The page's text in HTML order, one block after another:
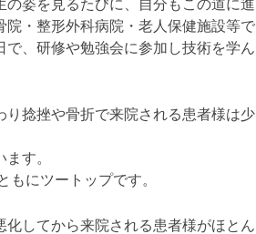
姿を見るたびに、自分もこの道に進
・整形外科病院・老人保健施設等で
、研修や勉強会に参加し技術を学ん
捻挫や骨折で来院される患者様は少
す。
にツートップです。
してから来院される患者様がほとん